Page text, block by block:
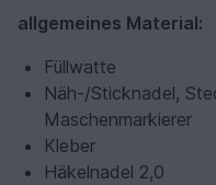
allgemeines Material:
Füllwatte
Näh-/Sticknadel,
Maschenmarkierer
Kleber
Häkelnadel 2,0